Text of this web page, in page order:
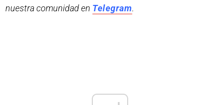
nuestra comunidad en Telegram.